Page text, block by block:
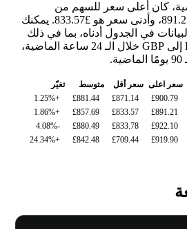
كان أعلى سعر للسهم من
LLYON إلى GBP هو £891.21، وأدنى سعر هو £833.57. يمكنك
في الجدول أدناه، بما في ذلك
سعر السهم من LLYON إلى GBP خلال الـ 24 ساعة الماضية،
سعر اعلى سعر أقل متوسط
تغيّر
£900.79
£871.14
£881.44
+1.25%
£891.21
£833.57
£857.69
+1.86%
£922.10
£833.78
£880.49
-4.08%
£919.90
£709.44
£842.48
+24.34%